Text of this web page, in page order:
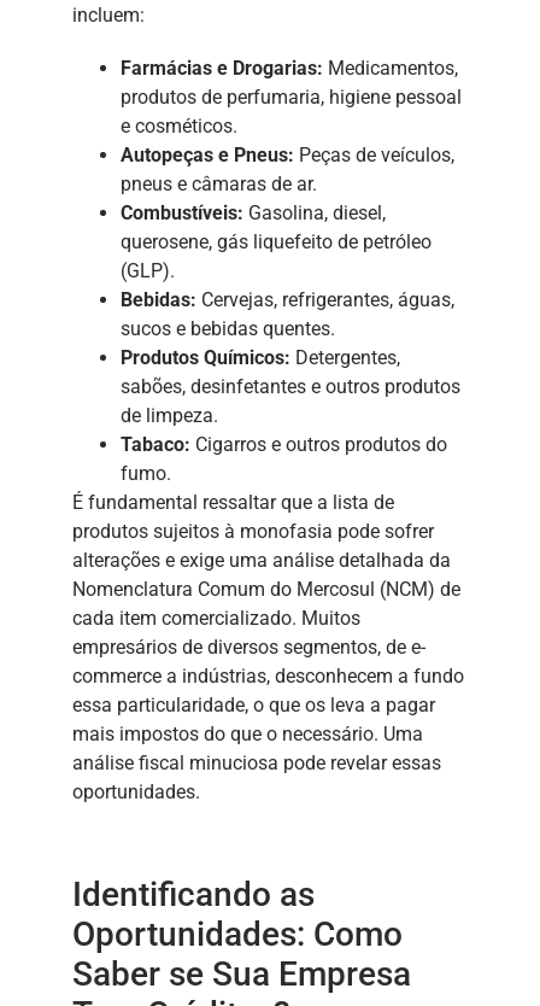
incluem:
Farmácias e Drogarias: Medicamentos,
produtos de perfumaria, higiene pessoal
e cosméticos.
Autopeças e Pneus: Peças de veículos,
pneus e câmaras de ar.
Combustíveis: Gasolina, diesel,
querosene, gás liquefeito de petróleo
(GLP).
Bebidas: Cervejas, refrigerantes, águas,
sucos e bebidas quentes.
Produtos Químicos: Detergentes,
sabões, desinfetantes e outros produtos
de limpeza.
Tabaco: Cigarros e outros produtos do
fumo.
É fundamental ressaltar que a lista de
produtos sujeitos à monofasia pode sofrer
alterações e exige uma análise detalhada da
Nomenclatura Comum do Mercosul (NCM) de
cada item comercializado. Muitos
empresários de diversos segmentos, de e-
commerce a indústrias, desconhecem a fundo
essa particularidade, o que os leva a pagar
mais impostos do que o necessário. Uma
análise fiscal minuciosa pode revelar essas
oportunidades.
Identificando as
Oportunidades: Como
Saber se Sua Empresa